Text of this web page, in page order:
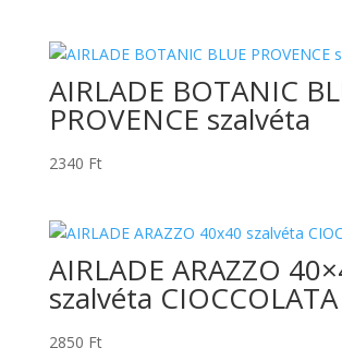
AIRLADE BOTANIC
PROVENCE szalvéta
2340 Ft
AIRLADE ARAZZO
szalvéta CIOCCOLATA
2850 Ft